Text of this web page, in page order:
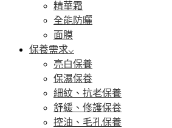
精華霜
全能防曬
面膜
保養需求
亮白保養
保濕保養
細紋、抗老保養
舒緩、修護保養
控油、毛孔保養